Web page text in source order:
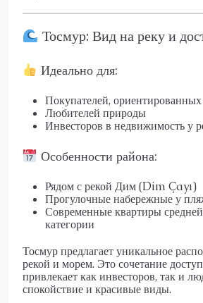
Тосмур: Вид на реку и
Идеально для:
Покупателей,
Любителей природы
Инвесторов в недвижимость у
Особенности района:
Рядом с рекой Дим (Dim Çayı)
Прогулочные набережные у
Современные квартиры
категории
Тосмур предлагает уникальное
рекой и морем. Это сочетание
привлекает как инвесторов, так и
спокойствие и красивые виды.